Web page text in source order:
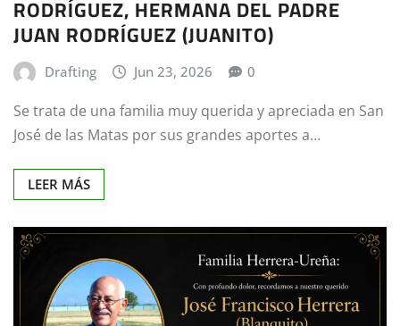
RODRÍGUEZ, HERMANA DEL PADRE
JUAN RODRÍGUEZ (JUANITO)
Drafting Jun 23, 2026 0
Se trata de una familia muy querida y apreciada en San
José de las Matas por sus grandes aportes a…
LEER MÁS